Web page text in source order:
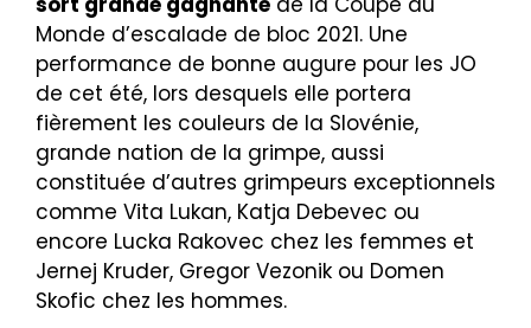
Monde d’escalade de bloc 2021. Une
performance de bonne augure pour les JO
de cet été, lors desquels elle portera
fièrement les couleurs de la Slovénie,
grande nation de la grimpe, aussi
constituée d’autres grimpeurs exceptionnels
comme Vita Lukan, Katja Debevec ou
encore Lucka Rakovec chez les femmes et
Jernej Kruder, Gregor Vezonik ou Domen
Skofic chez les hommes.